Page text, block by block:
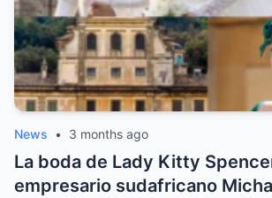
News • 3 months ago
La boda de Lady Kitty
empresario sudafricano